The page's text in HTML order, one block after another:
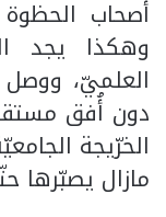
أصحاب الحظوة
وهكذا يجد
العلميّ،
دون أُفق
الخرّيجة
مازال